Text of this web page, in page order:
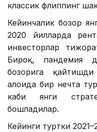
классик флиппинг
Кейинчалик бозор
2020 йилларда
инвесторлар
Бироқ, пандемия
бозорига
алоҳида бир нечта
каби янги
бошладилар.
Кейинги туртки